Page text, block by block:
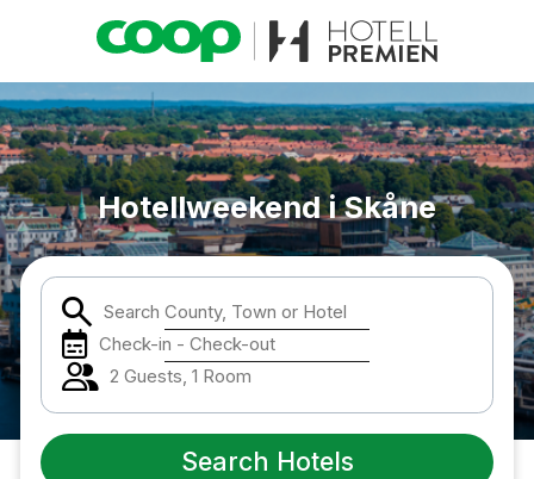
Hotellweekend i Skåne
Search County, Town or Hotel
Check-in - Check-out
2 Guests, 1 Room
Search Hotels
Popular Destinations:
Hela Sverige
Stockholm
Göteborg
Malmö
Hela Norge